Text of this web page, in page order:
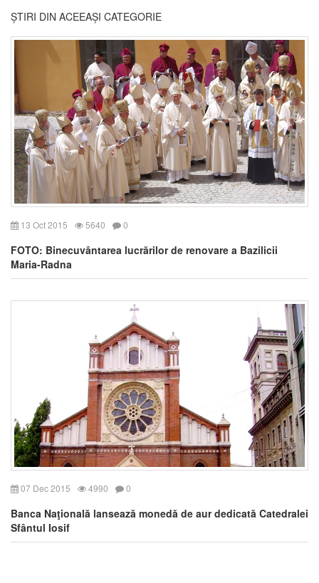
ȘTIRI DIN ACEEAȘI CATEGORIE
13 Oct 2015 5640 0
FOTO: Binecuvântarea lucrărilor de renovare a Bazilicii
Maria-Radna
07 Dec 2015 4990 0
Banca Naţională lansează monedă de aur dedicată Catedralei
Sfântul Iosif